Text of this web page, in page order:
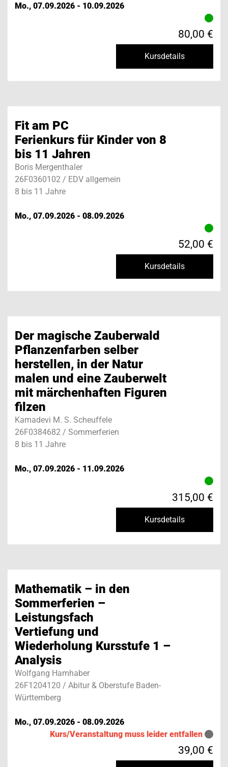
Mo., 07.09.2026 - 10.09.2026
80,00 €
Kursdetails
Fit am PC
Ferienkurs für Kinder von 8
bis 11 Jahren
Boris Mergenthaler
26F0360102 / EDV allgemein
8 bis 11 Jahre
Mo., 07.09.2026 - 08.09.2026
52,00 €
Kursdetails
Der magische Zauberwald
Pflanzenfarben selber
herstellen, in der Natur
malen und eine Zauberwelt
mit märchenhaften Figuren
filzen
Kamadevi M. S. Scheuffele
26F0384682 / Sommerferien
8 bis 11 Jahre
Mo., 07.09.2026 - 11.09.2026
315,00 €
Kursdetails
Mathematik – in den
Sommerferien –
Leistungsfach
Vertiefung und
Wiederholung Kursstufe 1 –
Analysis
Wolfgang Hamhaber
26F1204120 / Abitur & Oberstufe Baden-
Württemberg
Mo., 07.09.2026 - 08.09.2026
Kurs/Veranstaltung muss leider entfallen
39,00 €